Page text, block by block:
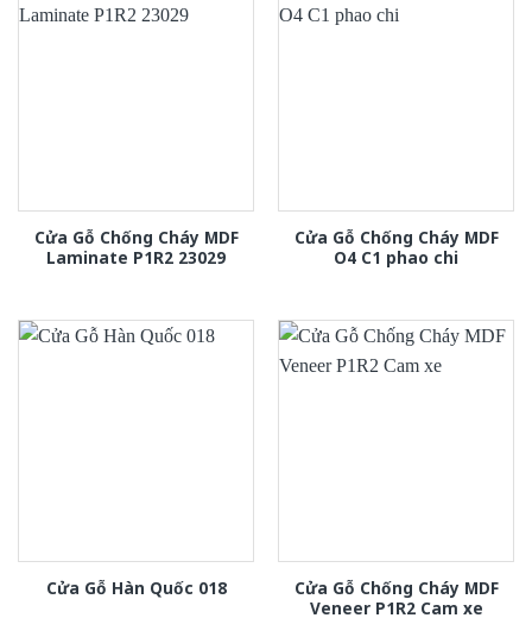
Cửa Gỗ Chống Cháy MDF
Laminate P1R2 23029
Cửa Gỗ Chống Cháy MDF
O4 C1 phao chi
Cửa Gỗ Hàn Quốc 018
Cửa Gỗ Chống Cháy MDF
Veneer P1R2 Cam xe